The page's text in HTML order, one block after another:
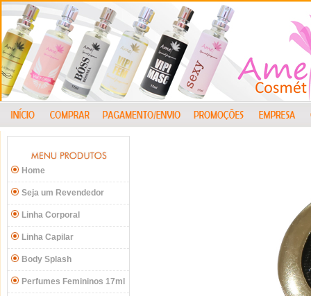
Home
Seja um Revendedor
Linha Corporal
Linha Capilar
Body Splash
Perfumes Femininos 17ml